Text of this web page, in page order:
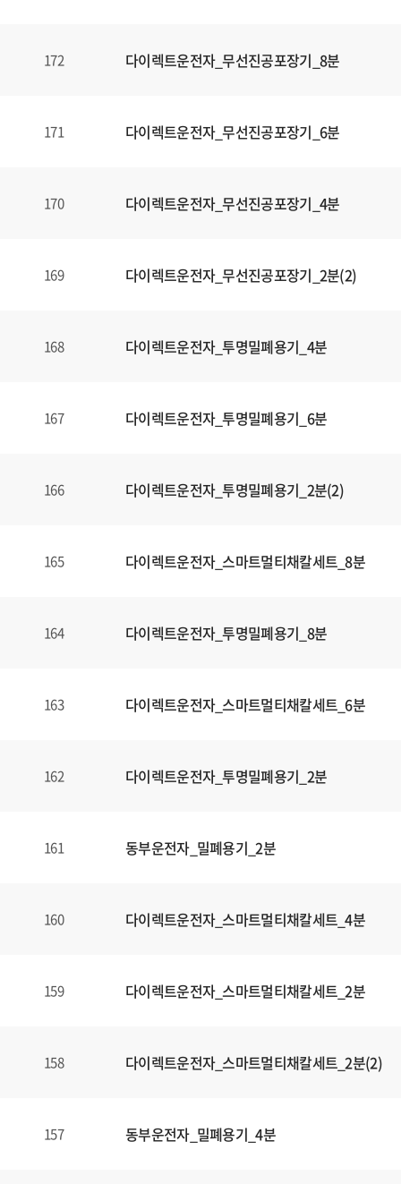
172 다이렉트운전자_무선진공포장기_8분
171 다이렉트운전자_무선진공포장기_6분
170 다이렉트운전자_무선진공포장기_4분
169 다이렉트운전자_무선진공포장기_2분(2)
168 다이렉트운전자_투명밀폐용기_4분
167 다이렉트운전자_투명밀폐용기_6분
166 다이렉트운전자_투명밀폐용기_2분(2)
165 다이렉트운전자_스마트멀티채칼세트_8분
164 다이렉트운전자_투명밀폐용기_8분
163 다이렉트운전자_스마트멀티채칼세트_6분
162 다이렉트운전자_투명밀폐용기_2분
161 동부운전자_밀폐용기_2분
160 다이렉트운전자_스마트멀티채칼세트_4분
159 다이렉트운전자_스마트멀티채칼세트_2분
158 다이렉트운전자_스마트멀티채칼세트_2분(2)
157 동부운전자_밀폐용기_4분